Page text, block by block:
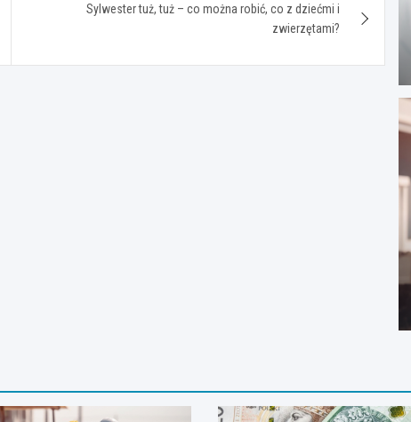
Sylwester tuż, tuż – co można robić, co z dziećmi i
zwierzętami?